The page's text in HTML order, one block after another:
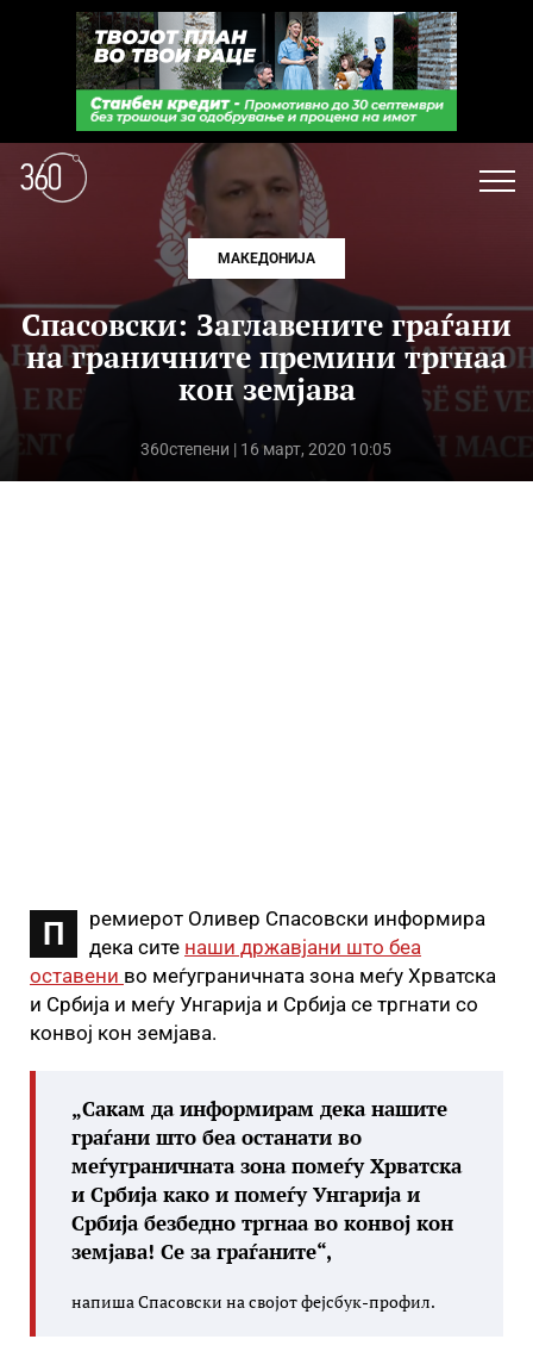
МАКЕДОНИЈА
Спасовски: Заглавените граѓани
на граничните премини тргнаа
кон земјава
360степени | 16 март, 2020 10:05
П
ремиерот Оливер Спасовски информира
дека сите наши државјани што беа
оставени во меѓуграничната зона меѓу Хрватска
и Србија и меѓу Унгарија и Србија се тргнати со
конвој кон земјава.
„Сакам да информирам дека нашите
граѓани што беа останати во
меѓуграничната зона помеѓу Хрватска
и Србија како и помеѓу Унгарија и
Србија безбедно тргнаа во конвој кон
земјава! Се за граѓаните“,
напиша Спасовски на својот фејсбук-профил.